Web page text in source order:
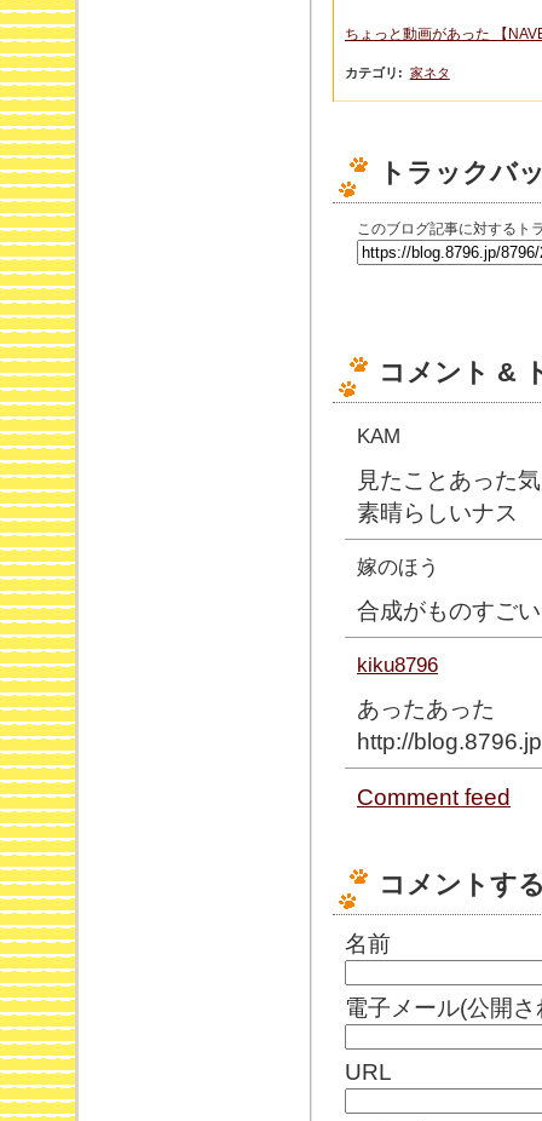
ちょっと動画があった 【
カテゴリ : 家ネタ
トラックバ
このブログ記事に対するト
コメント &
KAM
見たことあった
素晴らしいナス
嫁のほう
合成がものすご
kiku8796
あったあった
http://
Comment feed
コメントす
名前
電子メール(公開
URL